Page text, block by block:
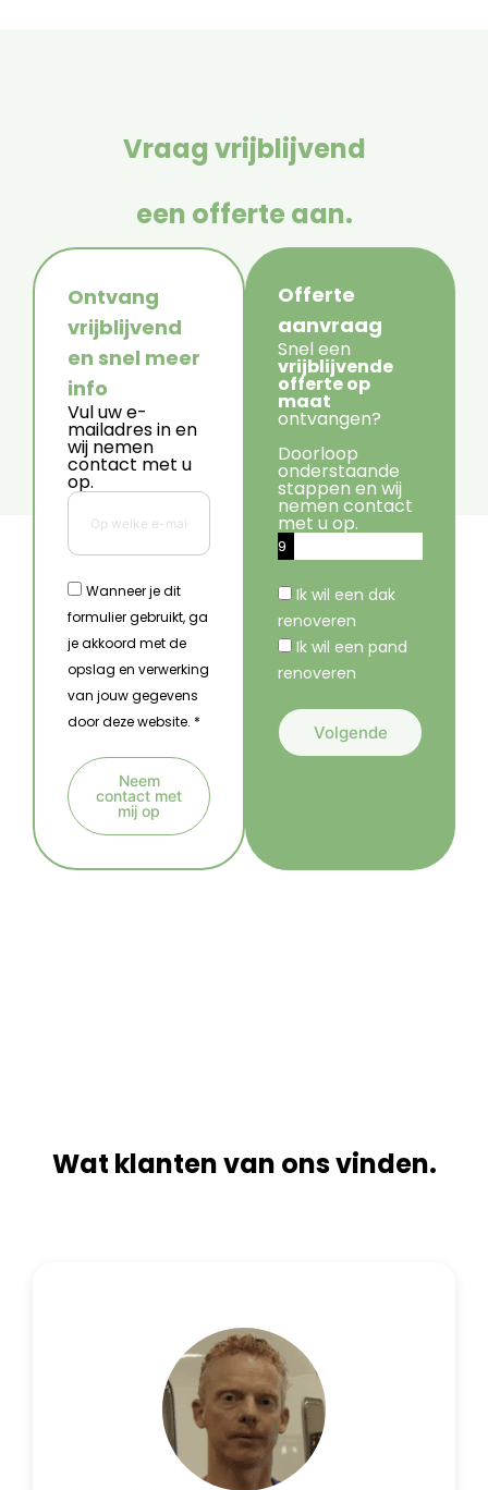
Vraag vrijblijvend
een offerte aan.
Ontvang
vrijblijvend
en snel meer
info
Vul uw e-
mailadres in en
wij nemen
contact met u
op.
Wanneer je dit
formulier gebruikt, ga
je akkoord met de
opslag en verwerking
van jouw gegevens
door deze website. *
Neem
contact met
mij op
l
Offerte
aanvraag
Snel een
vrijblijvende
offerte op
maat
ontvangen?
Doorloop
onderstaande
stappen en wij
nemen contact
met u op.
9
Ik wil een dak
renoveren
Ik wil een pand
renoveren
Volgende
r
Wat klanten van ons vinden.